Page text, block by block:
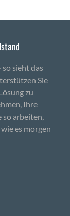
sieht das
Sie
zu
Ihre
arbeiten,
es morgen